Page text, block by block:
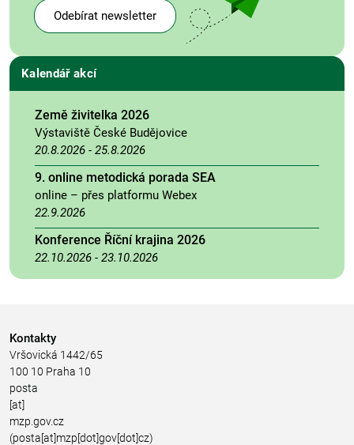
Odebírat newsletter
Kalendář akcí
Země živitelka 2026
Výstaviště České Budějovice
20.8.2026 - 25.8.2026
9. online metodická porada SEA
online – přes platformu Webex
22.9.2026
Konference Říční krajina 2026
22.10.2026 - 23.10.2026
Kontakty
Vršovická 1442/65
100 10 Praha 10
posta
[at]
mzp.gov.cz
(posta[at]mzp[dot]gov[dot]cz)